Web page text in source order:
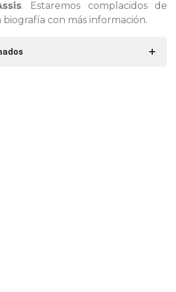
. Estaremos complacidos de
con más información.